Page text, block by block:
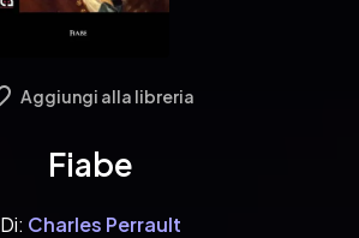
Aggiungi alla libreria
Fiabe
Di: Charles Perrault